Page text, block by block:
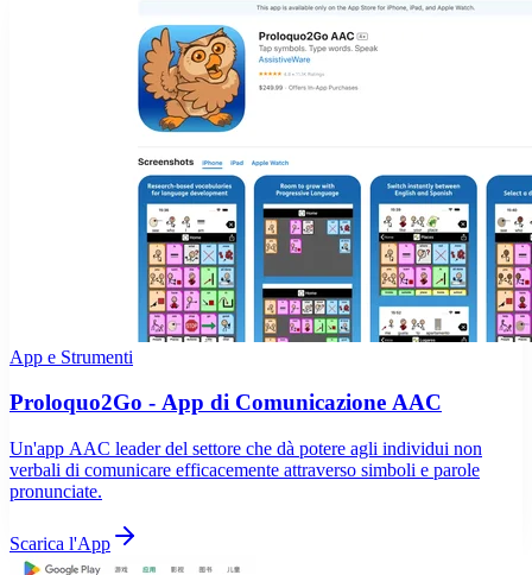
App e Strumenti
Proloquo2Go - App di Comunicazione AAC
Un'app AAC leader del settore che dà potere agli individui non
verbali di comunicare efficacemente attraverso simboli e parole
pronunciate.
Scarica l'App